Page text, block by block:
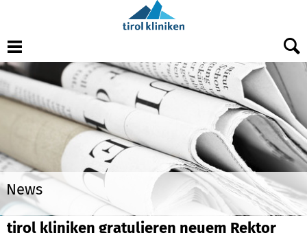
Menu
News
tirol kliniken gratulieren neuem Rektor